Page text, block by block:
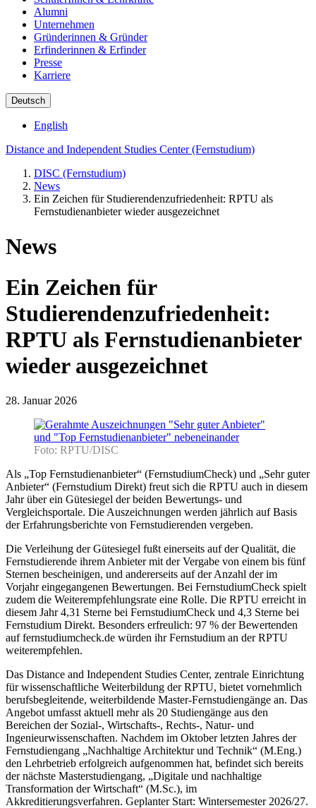
Alumni
Unternehmen
Gründerinnen & Gründer
Erfinderinnen & Erfinder
Presse
Karriere
Deutsch
English
Distance and Independent Studies Center (Fernstudium)
DISC (Fernstudium)
News
Ein Zeichen für Studierendenzufriedenheit: RPTU als
Fernstudienanbieter wieder ausgezeichnet
News
Ein Zeichen für
Studierendenzufriedenheit:
RPTU als Fernstudienanbieter
wieder ausgezeichnet
28. Januar 2026
Foto: RPTU/DISC
Als „Top Fernstudienanbieter“ (FernstudiumCheck) und „Sehr guter
Anbieter“ (Fernstudium Direkt) freut sich die RPTU auch in diesem
Jahr über ein Gütesiegel der beiden Bewertungs- und
Vergleichsportale. Die Auszeichnungen werden jährlich auf Basis
der Erfahrungsberichte von Fernstudierenden vergeben.
Die Verleihung der Gütesiegel fußt einerseits auf der Qualität, die
Fernstudierende ihrem Anbieter mit der Vergabe von einem bis fünf
Sternen bescheinigen, und andererseits auf der Anzahl der im
Vorjahr eingegangenen Bewertungen. Bei FernstudiumCheck spielt
zudem die Weiterempfehlungsrate eine Rolle. Die RPTU erreicht in
diesem Jahr 4,31 Sterne bei FernstudiumCheck und 4,3 Sterne bei
Fernstudium Direkt. Besonders erfreulich: 97 % der Bewertenden
auf fernstudiumcheck.de würden ihr Fernstudium an der RPTU
weiterempfehlen.
Das Distance and Independent Studies Center, zentrale Einrichtung
für wissenschaftliche Weiterbildung der RPTU, bietet vornehmlich
berufsbegleitende, weiterbildende Master-Fernstudiengänge an. Das
Angebot umfasst aktuell mehr als 20 Studiengänge aus den
Bereichen der Sozial-, Wirtschafts-, Rechts-, Natur- und
Ingenieurwissenschaften. Nachdem im Oktober letzten Jahres der
Fernstudiengang „Nachhaltige Architektur und Technik“ (M.Eng.)
den Lehrbetrieb erfolgreich aufgenommen hat, befindet sich bereits
der nächste Masterstudiengang, „Digitale und nachhaltige
Transformation der Wirtschaft“ (M.Sc.), im
Akkreditierungsverfahren. Geplanter Start: Wintersemester 2026/27.